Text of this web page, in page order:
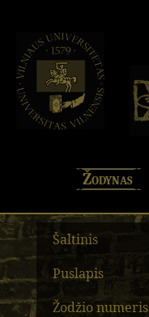
Žodynas
Šaltinis
Puslapis
Žodžio numeris